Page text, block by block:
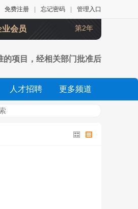
免费注册 忘记密码 管理入口
业会员 第2年
项目，经相关部门批准后
人才招聘 更多频道